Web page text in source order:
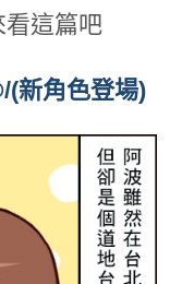
這篇吧
新角色登場)